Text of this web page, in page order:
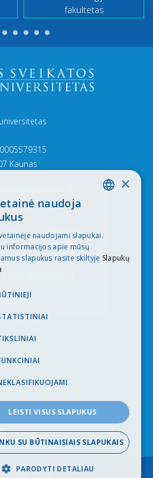
fakultetas
Kaunas
politika
×
naudoja
naudojami slapukai.
informacijos apie mūsų
slapukus rasite skiltyje Slapukų
LEISTI VISUS SLAPUKUS
SU BŪTINAISIAIS SLAPUKAIS
PARODYTI DETALIAU